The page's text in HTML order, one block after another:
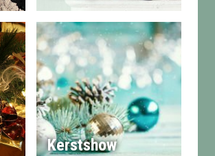
Kerstshow